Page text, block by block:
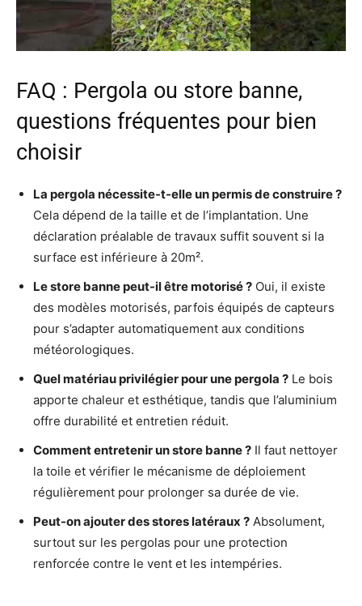
FAQ : Pergola ou store banne,
questions fréquentes pour bien
choisir
La pergola nécessite-t-elle un permis de construire ?
Cela dépend de la taille et de l’implantation. Une
déclaration préalable de travaux suffit souvent si la
surface est inférieure à 20m².
Le store banne peut-il être motorisé ? Oui, il existe
des modèles motorisés, parfois équipés de capteurs
pour s’adapter automatiquement aux conditions
météorologiques.
Quel matériau privilégier pour une pergola ? Le bois
apporte chaleur et esthétique, tandis que l’aluminium
offre durabilité et entretien réduit.
Comment entretenir un store banne ? Il faut nettoyer
la toile et vérifier le mécanisme de déploiement
régulièrement pour prolonger sa durée de vie.
Peut-on ajouter des stores latéraux ? Absolument,
surtout sur les pergolas pour une protection
renforcée contre le vent et les intempéries.